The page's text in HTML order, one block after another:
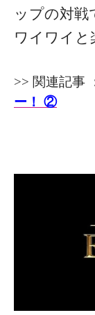
ップの対戦
ワイワイと
>> 関連記事
ー！ ②